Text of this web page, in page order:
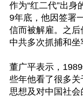
作为“红二代”出
9年底，他因签署
信而被解雇。之
中共多次抓捕和坐
董广平表示，
些年他看了很多
思想及对中国社会